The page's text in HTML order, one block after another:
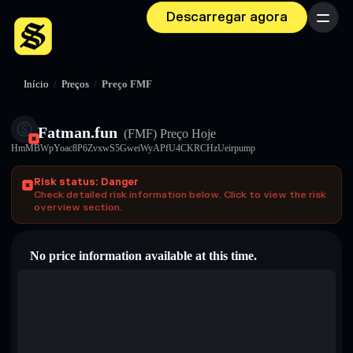
Descarregar agora Menu
Início / Preços / Preço FMF
Fatman.fun (FMF) Preço Hoje
HmMBWpYoac8P6ZvxwS5GweiWyAPfU4CKRCHzUeirpump
Risk status: Danger
Check detailed risk information below. Click to view the risk
overview section.
No price information available at this time.